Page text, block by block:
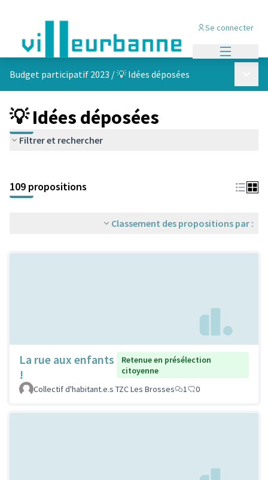
Se connecter
Budget participatif 2023 /💡 Idées déposées
💡 Idées déposées
Filtrer et rechercher
+
−
109 propositions
Classement des propositions par :
La rue aux enfants
!
Retenue en présélection
citoyenne
Collectif d'habitant.e.s TZC Les Brosses
1 0